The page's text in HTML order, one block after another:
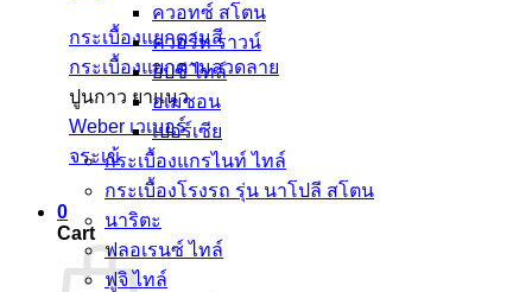
กระเบื้องแยกตามสี
กระเบื้องแยกตามลวดลาย
ปูนกาว ยาแนว
Weber เวเบอร์
จระเข้
0
Cart
ควอทซ์ สโตน
ควอร์ท ราวน์
ยิปซี ไทล์
อเมซอน
เปอร์เซีย
กระเบื้องแกรไนท์ ไทล์
กระเบื้องโรงรถ รุ่น นาโปลี สโตน
นาริตะ
ฟลอเรนซ์ ไทล์
ฟูจิ ไทล์